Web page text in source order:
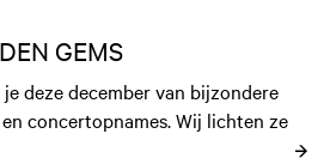
GEMS
deze december van bijzondere
concertopnames. Wij lichten ze